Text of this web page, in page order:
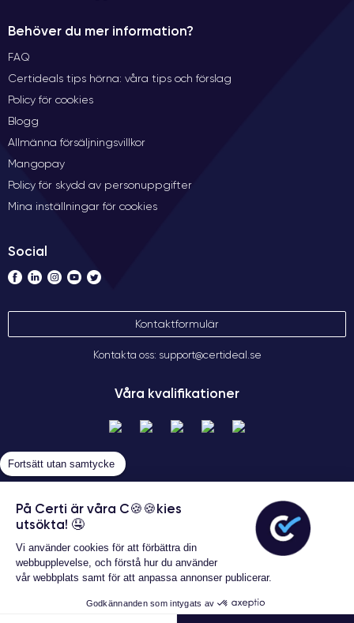
Garanterat 24 månader
Behöver du mer information?
FAQ
Certideals tips hörna: våra tips och förslag
Policy för cookies
Blogg
Allmänna försäljningsvillkor
Mangopay
Policy för skydd av personuppgifter
Mina inställningar för cookies
Social
Kontaktformulär
Kontakta oss: support@certideal.se
Våra kvalifikationer
Allmänna försäljningsvillkor
Certideal © 2026 Alla rättigheter
Fortsätt utan samtycke
På Certi är våra C🍪🍪kies
utsökta! 🤤
Vi använder cookies för att förbättra din
webbupplevelse, och förstå hur du använder
vår webbplats samt för att anpassa annonser publicerar.
Godkännanden som intygats av